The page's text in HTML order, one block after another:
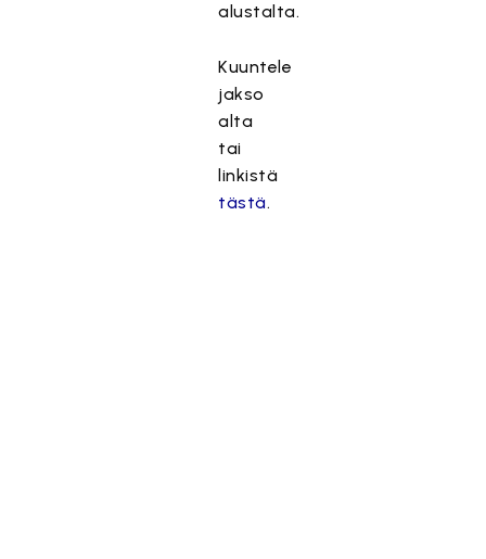
alustalta.
Kuuntele
jakso
alta
tai
linkistä
tästä.